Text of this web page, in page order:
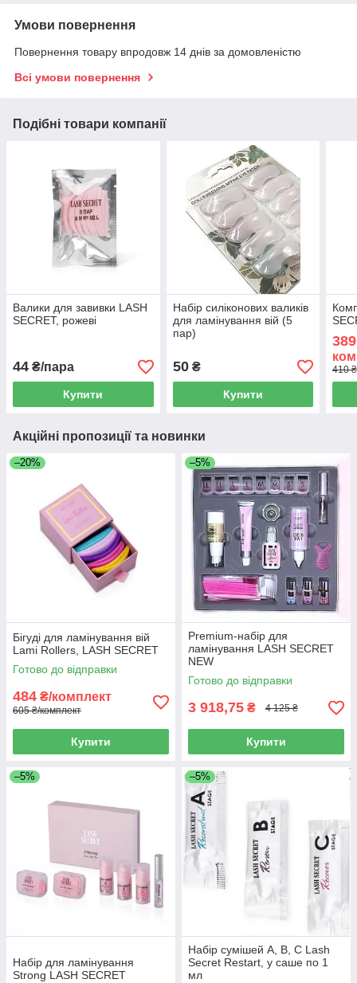
Умови повернення
Повернення товару впродовж 14 днів за домовленістю
Всі умови повернення
Подібні товари компанії
Валики для завивки LASH
SECRET, рожеві
44 ₴/пара
Купити
Набір силіконових валиків
для ламінування вій (5
пар)
50₴
Купити
410
Акційні пропозиції та новинки
–20%
Бігуді для ламінування вій
Lami Rollers, LASH SECRET
Готово до відправки
484 ₴/комплект
605 ₴/комплект
Купити
–5%
Premium-набір для
ламінування LASH SECRET
NEW
Готово до відправки
3 918,75 ₴ 4 125 ₴
Купити
–5%
Набір для ламінування
Strong LASH SECRET
–5%
Набір сумішей А, В, С Lash
Secret Restart, у саше по 1
мл